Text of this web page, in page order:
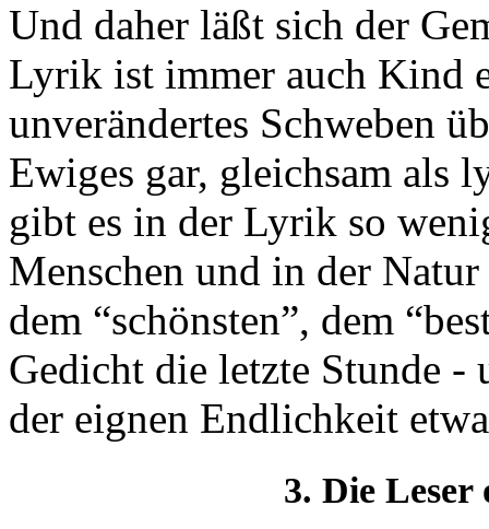
Und daher läßt sich der
Lyrik ist immer auch Kind
unverändertes Schweben
Ewiges gar, gleichsam als
gibt es in der Lyrik so
Menschen und in der
dem “schönsten”, dem
Gedicht die letzte Stunde -
der eignen Endlichkeit
3. Die Leser